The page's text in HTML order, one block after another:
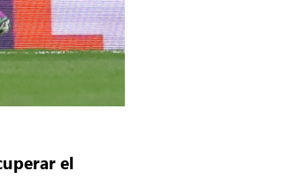
el